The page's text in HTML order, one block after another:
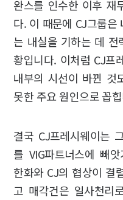
완스를 인수한 이후 재
다. 이 때문에 CJ그룹은
는 내실을 기하는 데 전
황입니다. 이처럼 CJ프
내부의 시선이 바뀐 것
못한 주요 원인으로 꼽
결국 CJ프레시웨이는
를 VIG파트너스에 빼
한화와 CJ의 협상이 결
고 매각건은 일사천리